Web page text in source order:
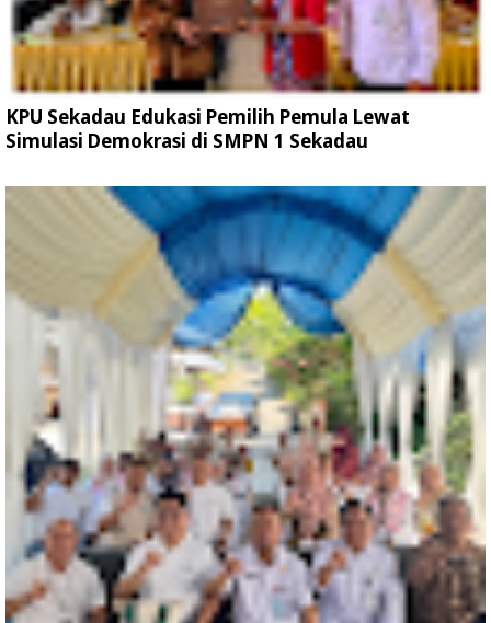
KPU Sekadau Edukasi Pemilih Pemula Lewat
Simulasi Demokrasi di SMPN 1 Sekadau